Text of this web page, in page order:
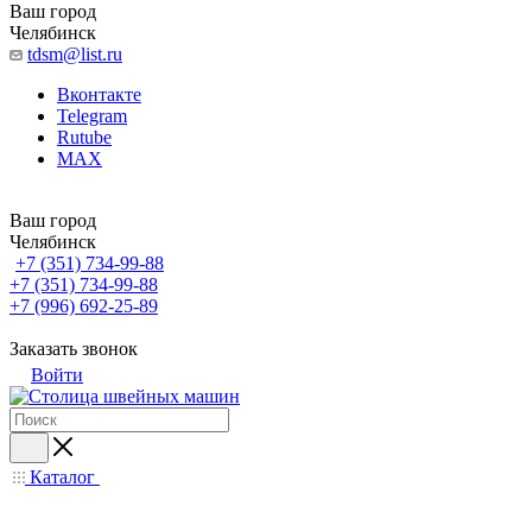
Ваш город
Челябинск
tdsm@list.ru
Вконтакте
Telegram
Rutube
MAX
Ваш город
Челябинск
+7 (351) 734-99-88
+7 (351) 734-99-88
+7 (996) 692-25-89
Заказать звонок
Войти
Каталог